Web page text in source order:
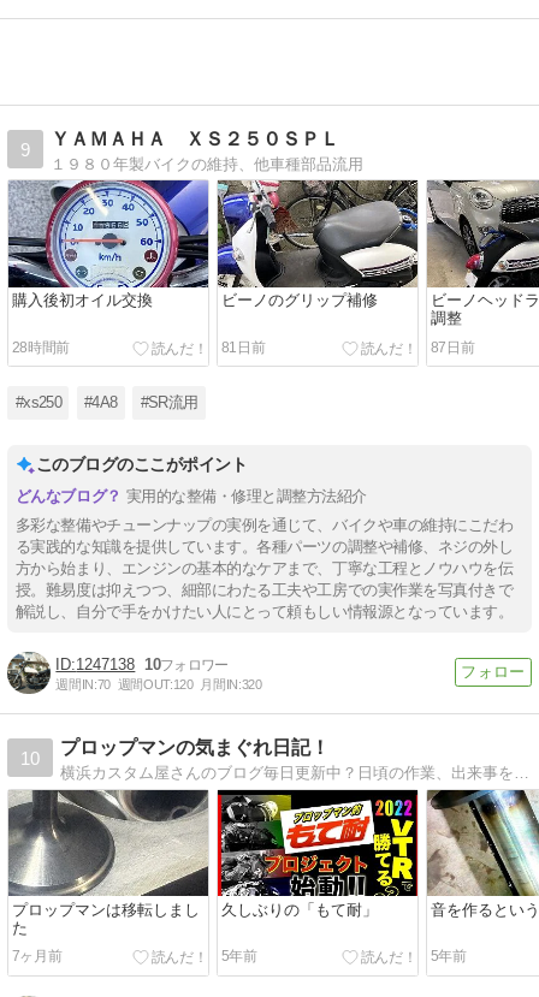
9
ＹＡＭＡＨＡ ＸＳ２５０ＳＰＬ
１９８０年製バイクの維持、他車種部品流用
購入後初オイル交換
28時間前
ビーノのグリップ補修
81日前
ビーノヘッド
調整
87日前
#xs250 #4A8 #SR流用
このブログのここがポイント
実用的な整備・修理と調整方法紹介
多彩な整備やチューンナップの実例を通じて、バイクや車の維持にこだわ
る実践的な知識を提供しています。各種パーツの調整や補修、ネジの外し
方から始まり、エンジンの基本的なケアまで、丁寧な工程とノウハウを伝
授。難易度は抑えつつ、細部にわたる工夫や工房での実作業を写真付きで
解説し、自分で手をかけたい人にとって頼もしい情報源となっています。
1247138 10
週間IN:70 週間OUT:120 月間IN:320
10
プロップマンの気まぐれ日記！
プロップマンは移転しまし
た
7ヶ月前
久しぶりの「もて耐」
5年前
音を作るとい
5年前